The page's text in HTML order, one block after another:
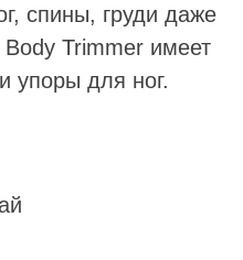
спины, груди даже
Trimmer имеет
упоры для ног.